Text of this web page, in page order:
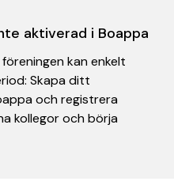
aktiverad i Boappa
kan enkelt
Skapa ditt
och registrera
kollegor och börja